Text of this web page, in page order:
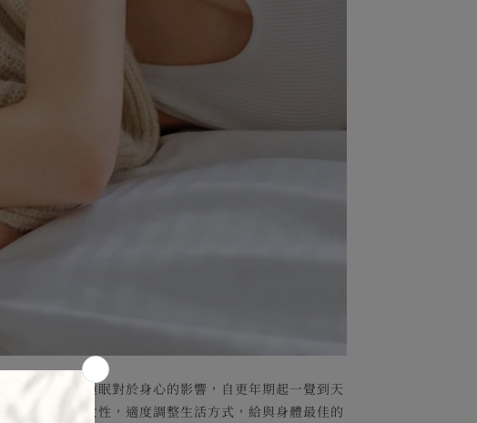
深刻感受到睡眠對於身心的影響，自更年期起一覺到天
建議更年期女性，適度調整生活方式，給與身體最佳的